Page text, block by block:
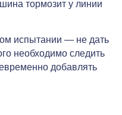
тормозит у линии
испытании — не дать
необходимо следить
добавлять